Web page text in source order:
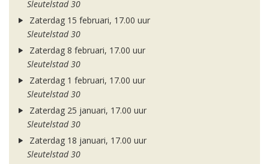
Sleutelstad 30
Zaterdag 15 februari, 17.00 uur
Sleutelstad 30
Zaterdag 8 februari, 17.00 uur
Sleutelstad 30
Zaterdag 1 februari, 17.00 uur
Sleutelstad 30
Zaterdag 25 januari, 17.00 uur
Sleutelstad 30
Zaterdag 18 januari, 17.00 uur
Sleutelstad 30